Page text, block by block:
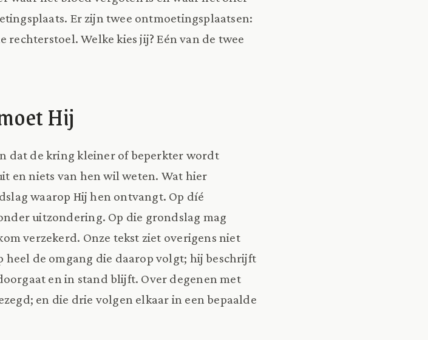
Er zijn twee ontmoetingsplaatsen:
rechterstoel. Welke kies jij? Eén van de twee
Hij
dat de kring kleiner of beperkter wordt
en niets van hen wil weten. Wat hier
waarop Hij hen ontvangt. Op díé
uitzondering. Op die grondslag mag
verzekerd. Onze tekst ziet overigens niet
heel de omgang die daarop volgt; hij beschrijft
en in stand blijft. Over degenen met
en die drie volgen elkaar in een bepaalde